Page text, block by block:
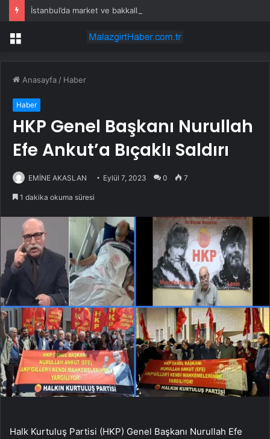
Menü
Anasayfa / Haber
Haber
HKP Genel Başkanı Nurullah
Efe Ankut’a Bıçaklı Saldırı
EMİNE AKASLAN Eylül 7, 2023 0 7
1 dakika okuma süresi
Halk Kurtuluş Partisi (HKP) Genel Başkanı Nurullah Efe